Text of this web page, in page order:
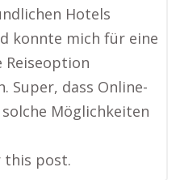
Hotels
konnte mich für eine
Reiseoption
Super, dass Online-
Möglichkeiten
this post.